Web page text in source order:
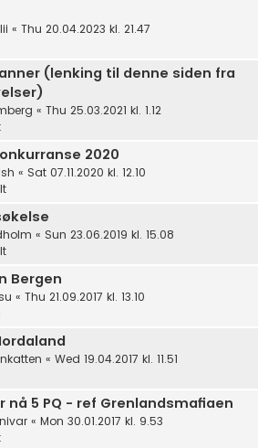
« Thu 20.04.2023 kl. 21.47
(lenking til denne siden fra
« Thu 25.03.2021 kl. 1.12
2020
« Sat 07.11.2020 kl. 12.10
« Sun 23.06.2019 kl. 15.08
Bergen
« Thu 21.09.2017 kl. 13.10
« Wed 19.04.2017 kl. 11.51
nå 5 PQ - ref Grenlandsmafiaen
« Mon 30.01.2017 kl. 9.53